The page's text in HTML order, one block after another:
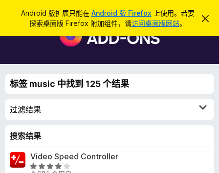
Android 版扩展只能在 Android 版 Firefox 上使用。若要
探索桌面版 Firefox 附加组件，请访问桌面版网站。
忽
F
i
e
o
加
标签 music 中找到 125 个结果
过滤结果
搜索结果
Video Speed Controller
评